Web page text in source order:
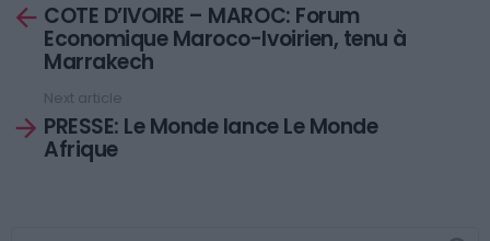
moreCOTE D’IVOIRE – MAROC: Forum
Economique Maroco-Ivoirien, tenu à
Marrakech
Next article
PRESSE: Le Monde lance Le Monde
Afrique